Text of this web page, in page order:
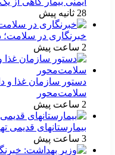
28 ثانیه پیش
خبرنگاری در سلامت؛
2 ساعت پیش
سلامت‌محور
2 ساعت پیش
بیمارستانهای
3 ساعت پیش